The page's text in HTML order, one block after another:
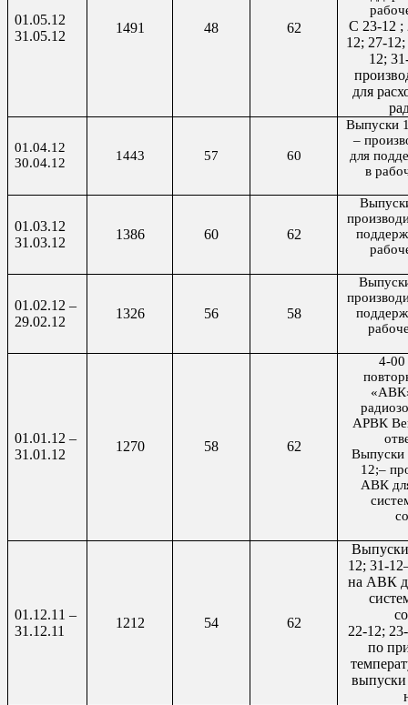
01.05.12
31.05.12
1491 48 62
С 23-12 ;
12; 27-
12;
для
01.04.12
30.04.12
1443 57 60
Выпуски
–
для
в
01.03.12
31.03.12
1386 60 62
01.02.12 –
29.02.12
1326 56 58
01.01 .12 –
31.01 .12
1270 58 62
4-00
АРВК
Выпуски
12;–
АВК
01.12.11 –
31.12.11
1212 54 62
Выпуски
12; 31-
на АВК
22-12;
по
выпуски